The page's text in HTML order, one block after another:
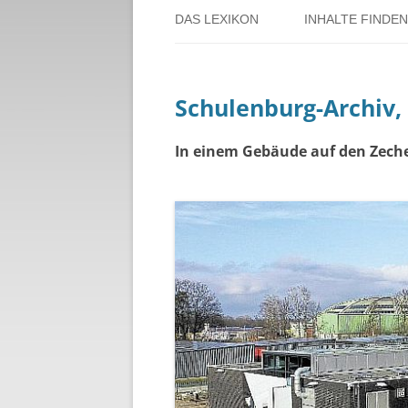
DAS LEXIKON
ÜBER DAS PROJEKT
INHALTE FINDEN
RUND UM DIE
Schulenburg-
In einem Gebäude auf den